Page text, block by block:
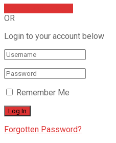
OR
Login to your account below
Remember Me
Forgotten Password?